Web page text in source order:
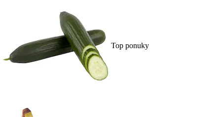
Top ponuky